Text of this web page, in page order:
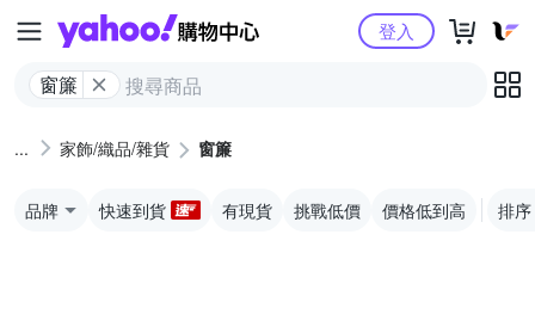
Yahoo購物中心
窗簾
登入
家飾/織品/雜貨 窗簾
品牌 快速到貨 有現貨 挑戰低價 價格低到高 排序